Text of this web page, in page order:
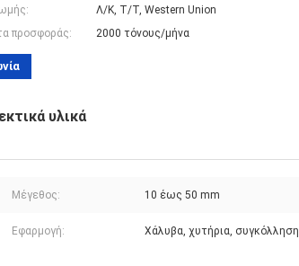
Λ/Κ, Τ/Τ, Western Union
προσφοράς:
2000 τόνους/μήνα
υλικά
Μέγεθος: 10 έως 50 mm
Εφαρμογή: Χάλυβα, χυτήρια, συγκόλληση